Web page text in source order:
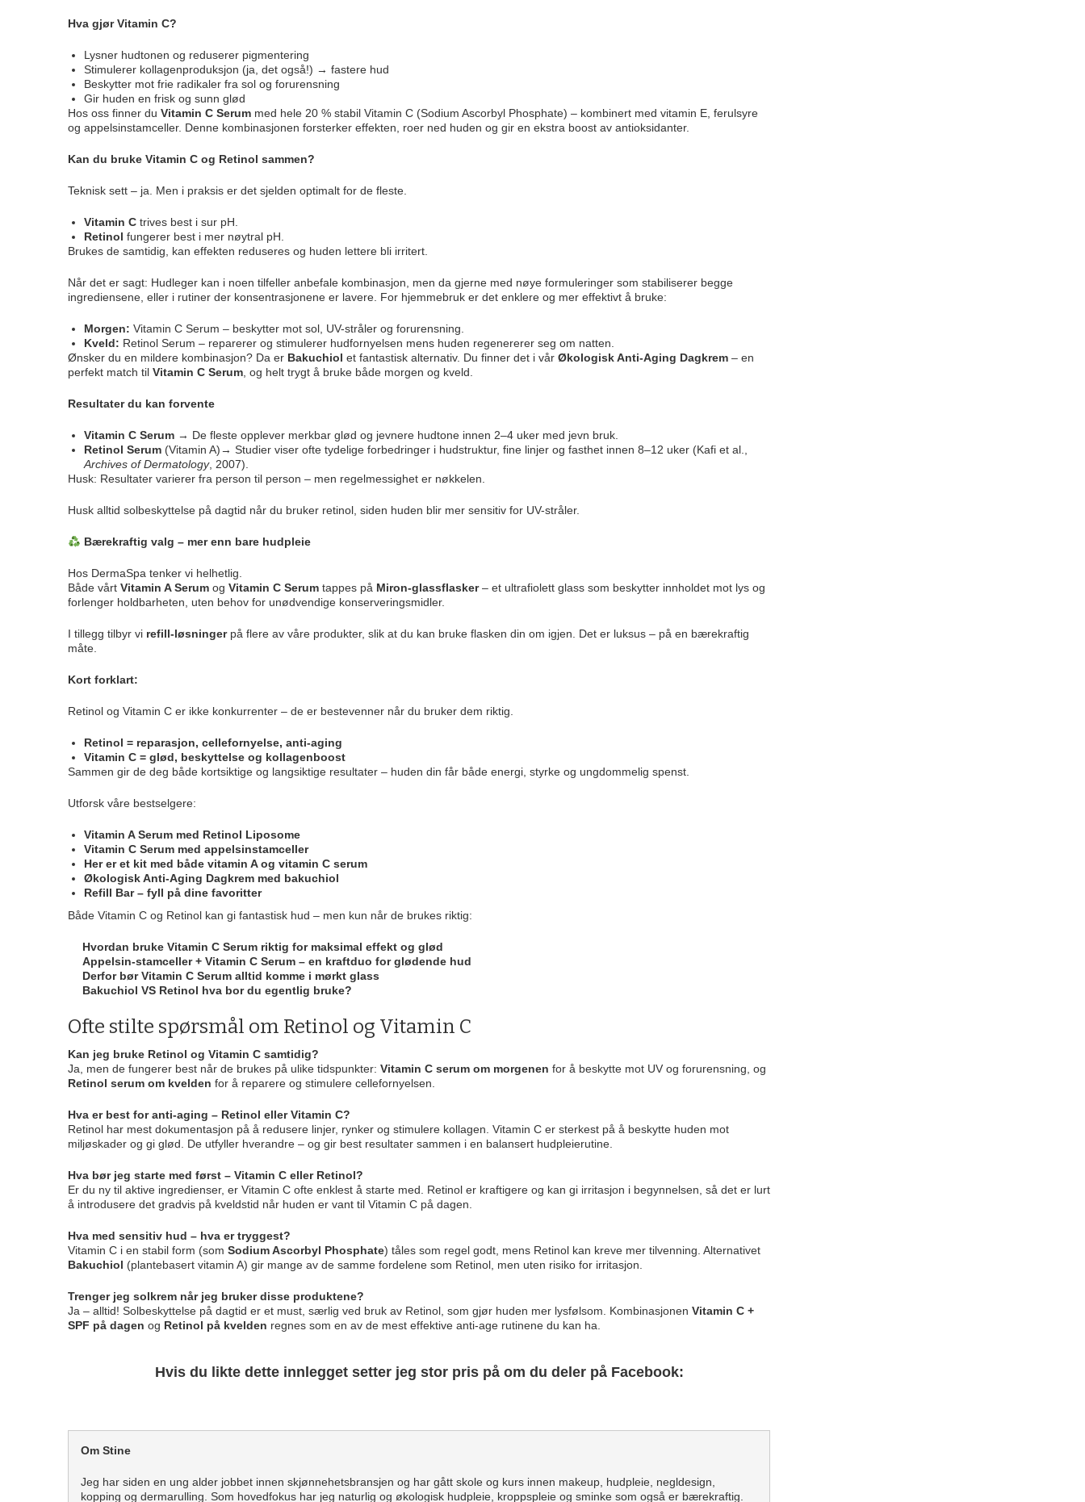
Hva gjør Vitamin C?
Lysner hudtonen og reduserer pigmentering
Stimulerer kollagenproduksjon (ja, det også!) → fastere hud
Beskytter mot frie radikaler fra sol og forurensning
Gir huden en frisk og sunn glød
Hos oss finner du Vitamin C Serum med hele 20 % stabil Vitamin C (Sodium Ascorbyl Phosphate) – kombinert med vitamin E, ferulsyre
og appelsinstamceller. Denne kombinasjonen forsterker effekten, roer ned huden og gir en ekstra boost av antioksidanter.
Kan du bruke Vitamin C og Retinol sammen?
Teknisk sett – ja. Men i praksis er det sjelden optimalt for de fleste.
Vitamin C trives best i sur pH.
Retinol fungerer best i mer nøytral pH.
Brukes de samtidig, kan effekten reduseres og huden lettere bli irritert.
Når det er sagt: Hudleger kan i noen tilfeller anbefale kombinasjon, men da gjerne med nøye formuleringer som stabiliserer begge
ingrediensene, eller i rutiner der konsentrasjonene er lavere. For hjemmebruk er det enklere og mer effektivt å bruke:
Morgen: Vitamin C Serum – beskytter mot sol, UV-stråler og forurensning.
Kveld: Retinol Serum – reparerer og stimulerer hudfornyelsen mens huden regenererer seg om natten.
Ønsker du en mildere kombinasjon? Da er Bakuchiol et fantastisk alternativ. Du finner det i vår Økologisk Anti-Aging Dagkrem – en
perfekt match til Vitamin C Serum , og helt trygt å bruke både morgen og kveld.
Resultater du kan forvente
Vitamin C Serum → De fleste opplever merkbar glød og jevnere hudtone innen 2–4 uker med jevn bruk.
Retinol Serum (Vitamin A)→ Studier viser ofte tydelige forbedringer i hudstruktur, fine linjer og fasthet innen 8–12 uker (Kafi et al.,
Archives of Dermatology, 2007).
Husk: Resultater varierer fra person til person – men regelmessighet er nøkkelen.
Husk alltid solbeskyttelse på dagtid når du bruker retinol, siden huden blir mer sensitiv for UV-stråler.
Bærekraftig valg – mer enn bare hudpleie
Hos DermaSpa tenker vi helhetlig.
Både vårt Vitamin A Serum og Vitamin C Serum tappes på Miron-glassflasker– et ultrafiolett glass som beskytter innholdet mot lys og
forlenger holdbarheten, uten behov for unødvendige konserveringsmidler.
I tillegg tilbyr vi refill-løsningerpå flere av våre produkter, slik at du kan bruke flasken din om igjen. Det er luksus – på en bærekraftig
måte.
Kort forklart:
Retinol og Vitamin C er ikke konkurrenter – de er bestevenner når du bruker dem riktig.
Retinol = reparasjon, cellefornyelse, anti-aging
Vitamin C = glød, beskyttelse og kollagenboost
Sammen gir de deg både kortsiktige og langsiktige resultater – huden din får både energi, styrke og ungdommelig spenst.
Utforsk våre bestselgere:
Vitamin A Serum med Retinol Liposome
Vitamin C Serum med appelsinstamceller
Her er et kit med både vitamin A og vitamin C serum
Økologisk Anti-Aging Dagkrem med bakuchiol
Refill Bar – fyll på dine favoritter
Både Vitamin C og Retinol kan gi fantastisk hud – men kun når de brukes riktig:
Hvordan bruke Vitamin C Serum riktig for maksimal effekt og glød
Appelsin-stamceller + Vitamin C Serum – en kraftduo for glødende hud
Derfor bør Vitamin C Serum alltid komme i mørkt glass
Bakuchiol VS Retinol hva bor du egentlig bruke?
Ofte stilte spørsmål om Retinol og Vitamin C
Kan jeg bruke Retinol og Vitamin C samtidig?
Ja, men de fungerer best når de brukes på ulike tidspunkter: Vitamin C serum om morgenen for å beskytte mot UV og forurensning, og
Retinol serum om kvelden for å reparere og stimulere cellefornyelsen.
Hva er best for anti-aging – Retinol eller Vitamin C?
Retinol har mest dokumentasjon på å redusere linjer, rynker og stimulere kollagen. Vitamin C er sterkest på å beskytte huden mot
miljøskader og gi glød. De utfyller hverandre – og gir best resultater sammen i en balansert hudpleierutine.
Hva bør jeg starte med først – Vitamin C eller Retinol?
Er du ny til aktive ingredienser, er Vitamin C ofte enklest å starte med. Retinol er kraftigere og kan gi irritasjon i begynnelsen, så det er lurt
å introdusere det gradvis på kveldstid når huden er vant til Vitamin C på dagen.
Hva med sensitiv hud – hva er tryggest?
Vitamin C i en stabil form (som Sodium Ascorbyl Phosphate) tåles som regel godt, mens Retinol kan kreve mer tilvenning. Alternativet
Bakuchiol (plantebasert vitamin A) gir mange av de samme fordelene som Retinol, men uten risiko for irritasjon.
Trenger jeg solkrem når jeg bruker disse produktene?
Ja – alltid! Solbeskyttelse på dagtid er et must, særlig ved bruk av Retinol, som gjør huden mer lysfølsom. Kombinasjonen Vitamin C +
SPF på dagen og Retinol på kvelden regnes som en av de mest effektive anti-age rutinene du kan ha.
Hvis du likte dette innlegget setter jeg stor pris på om du deler på Facebook:
Om Stine
Jeg har siden en ung alder jobbet innen skjønnehetsbransjen og har gått skole og kurs innen makeup, hudpleie, negldesign,
kopping og dermarulling. Som hovedfokus har jeg naturlig og økologisk hudpleie, kroppspleie og sminke som også er bærekraftig.